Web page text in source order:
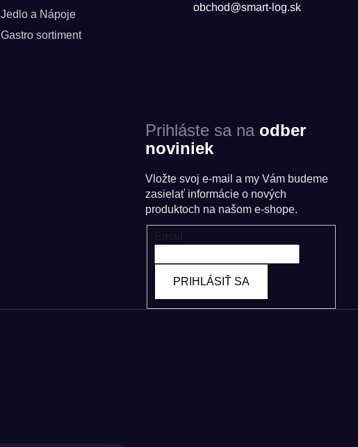
Jedlo a Nápoje
Gastro sortiment
obchod@smart-log.sk
Prihláste sa na odber
noviniek
Vložte svoj e-mail a my Vám budeme
zasielať informácie o nových
produktoch na našom e-shope.
PRIHLÁSIŤ SA